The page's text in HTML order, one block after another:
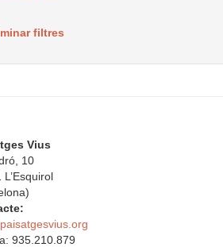
filtres
Vius
10
L’Esquirol
935.210.879